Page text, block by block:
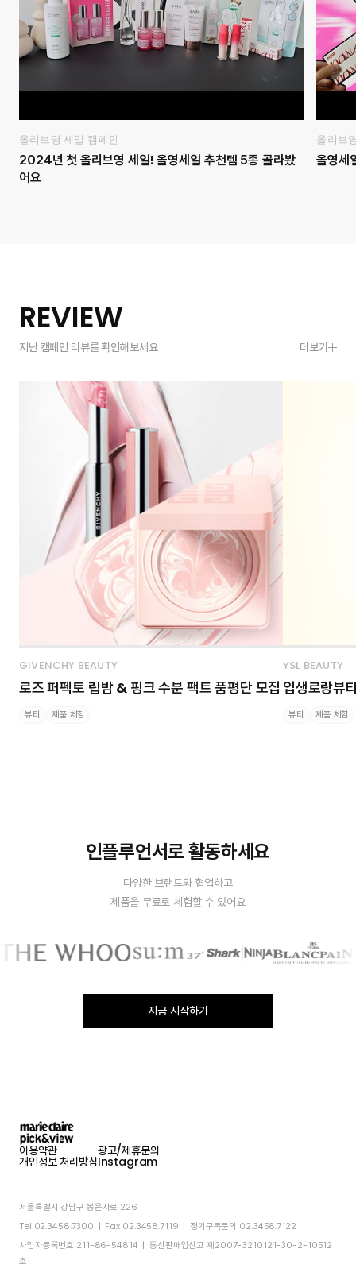
올리브영 세일 캠페인
2024년 첫 올리브영 세일! 올영세일 추천템 5종 골라봤
어요
올리브
올영세
REVIEW
지난 캠페인 리뷰를 확인해보세요 더보기
GIVENCHY BEAUTY
로즈 퍼펙토 립밤 & 핑크 수분 팩트 품평단 모집
뷰티 제품 체험
YSL BEAUTY
입생로랑뷰
뷰티 제품 체험
인플루언서로 활동하세요
다양한 브랜드와 협업하고
제품을 무료로 체험할 수 있어요
지금 시작하기
이용약관
개인정보 처리방침
광고/제휴문의
Instagram
서울특별시 강남구 봉은사로 226
Tel 02.3458.7300 | Fax 02.3458.7119 | 정기구독문의 02.3458.7122
사업자등록번호 211-86-54814 | 통신판매업신고 제2007-3210121-30-2-10512
호